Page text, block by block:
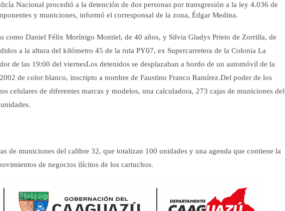
Nacional procedió a la detención de dos personas por transgresión a la ley 4.036 de
y municiones, informó el corresponsal de la zona, Édgar Medina.
como Daniel Félix Morínigo Montiel, de 40 años, y Silvia Gladys Prieto de Zorrilla, de
a la altura del kilómetro 45 de la ruta PY07, ex Supercarretera de la Colonia La
de las 19:00 del viernesLos detenidos se desplazaban a bordo de un automóvil de la
de color blanco, inscripto a nombre de Faustino Franco Ramírez.Del poder de los
celulares de diferentes marcas y modelos, una calculadora, 273 cajas de municiones del
de municiones del calibre 32, que totalizan 100 unidades y una agenda que contiene la
de negocios ilícitos de los cartuchos.